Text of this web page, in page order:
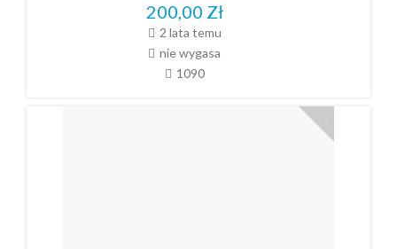
200,00 Zł
2 lata temu
nie wygasa
1090